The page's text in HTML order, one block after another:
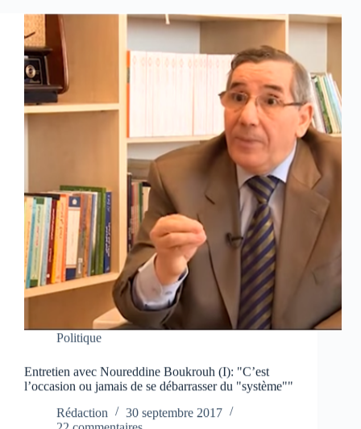
Politique
Entretien avec Noureddine Boukrouh (I): "C’est
l’occasion ou jamais de se débarrasser du "système""
Rédaction
30 septembre 2017